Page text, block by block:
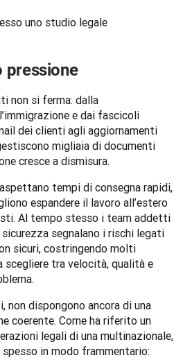
uno studio legale
pressione
non si ferma: dalla
e dai fascicoli
dei clienti agli aggiornamenti
migliaia di documenti
cresce a dismisura.
tempi di consegna rapidi,
espandere il lavoro all’estero
Al tempo stesso i team addetti
segnalano i rischi legati
sicuri, costringendo molti
tra velocità, qualità e
dispongono ancora di una
coerente. Come ha riferito un
legali di una multinazionale,
in modo frammentario: